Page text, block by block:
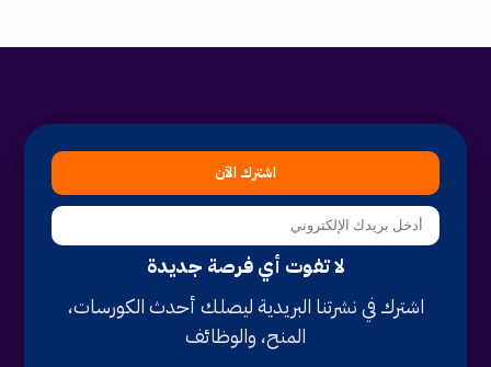
اشترك الآن
لا تفوت أي فرصة جديدة
اشترك في نشرتنا البريدية ليصلك أحدث الكورسات،
المنح، والوظائف